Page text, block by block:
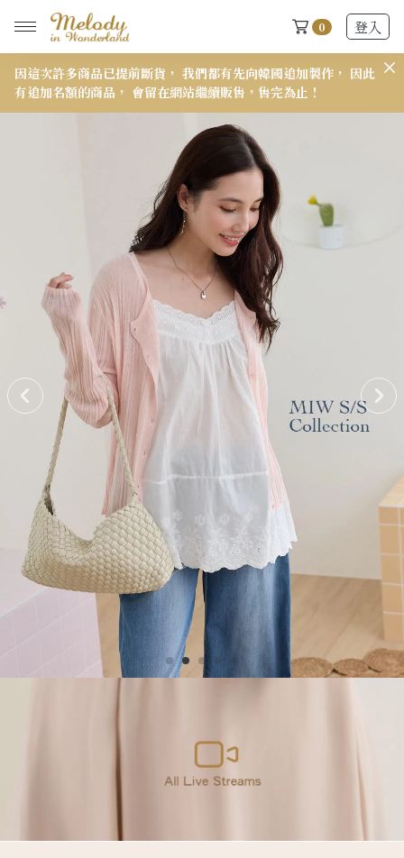
0 登入
2026 S/S-03 盛夏新品
618快閃新品最後現貨
2026 S/S-02 最後現貨
2026 S/S-01 最後現貨
施華洛世奇水晶飾品區
Past Collections
現貨專區-可快速出貨
C字頭商品- 防曬披肩/好穿內衣
KOL選品
Best Top20
因這次許多商品已提前斷貨， 我們都有先向韓國追加製作， 因此
有追加名額的商品， 會留在網站繼續販售，售完為止！